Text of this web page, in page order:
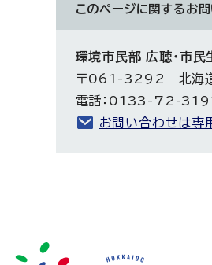
このページに関する お
環境市民部 広聴・市
〒061-3292 北海道
電話：0133-72-
お問い合わせは専